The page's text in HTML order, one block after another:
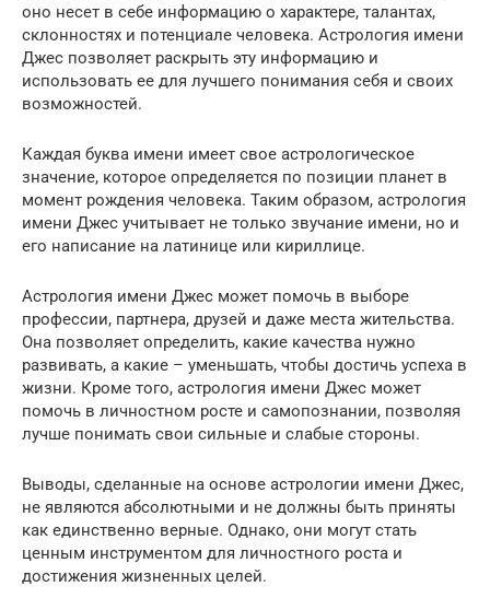
оно несет в себе информацию о характере, талантах,
склонностях и потенциале человека. Астрология имени
Джес позволяет раскрыть эту информацию и
использовать ее для лучшего понимания себя и своих
возможностей.
Каждая буква имени имеет свое астрологическое
значение, которое определяется по позиции планет в
момент рождения человека. Таким образом, астрология
имени Джес учитывает не только звучание имени, но и
его написание на латинице или кириллице.
Астрология имени Джес может помочь в выборе
профессии, партнера, друзей и даже места жительства.
Она позволяет определить, какие качества нужно
развивать, а какие – уменьшать, чтобы достичь успеха в
жизни. Кроме того, астрология имени Джес может
помочь в личностном росте и самопознании, позволяя
лучше понимать свои сильные и слабые стороны.
Выводы, сделанные на основе астрологии имени Джес,
не являются абсолютными и не должны быть приняты
как единственно верные. Однако, они могут стать
ценным инструментом для личностного роста и
достижения жизненных целей.